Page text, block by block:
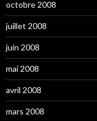
octobre 2008
juillet 2008
juin 2008
mai 2008
avril 2008
mars 2008